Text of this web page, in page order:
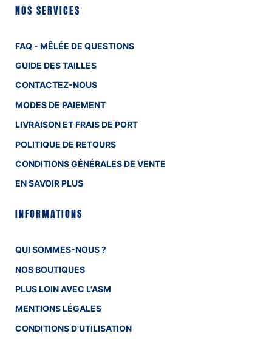
NOS SERVICES
FAQ - MÊLÉE DE QUESTIONS
GUIDE DES TAILLES
CONTACTEZ-NOUS
MODES DE PAIEMENT
LIVRAISON ET FRAIS DE PORT
POLITIQUE DE RETOURS
CONDITIONS GÉNÉRALES DE VENTE
EN SAVOIR PLUS
INFORMATIONS
QUI SOMMES-NOUS ?
NOS BOUTIQUES
PLUS LOIN AVEC L'ASM
MENTIONS LÉGALES
CONDITIONS D'UTILISATION